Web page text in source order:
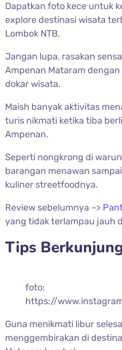
Dapatkan foto kece untuk
explore destinasi wisata
Lombok NTB.
Jangan lupa, rasakan
Ampenan Mataram
dokar wisata.
Maish banyak aktivitas
turis nikmati ketika tiba
Ampenan.
Seperti nongkrong di
barangan menawan
kuliner streetfoodnya.
Review sebelumnya –>
yang tidak terlampau jauh
Tips
foto:
https://
Guna menikmati libur
menggembirakan di